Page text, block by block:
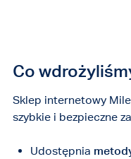
Co
Sklep internetowy
szybkie i bezpieczne
Udostępnia